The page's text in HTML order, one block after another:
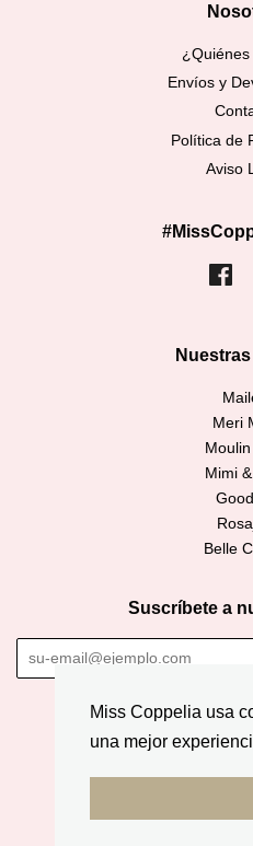
Miss Coppelia usa
una mejor
Envíos y
Política de
Aviso
Meri
Mimi
Belle
Suscríbete a
Copyright © 2026,
Apple